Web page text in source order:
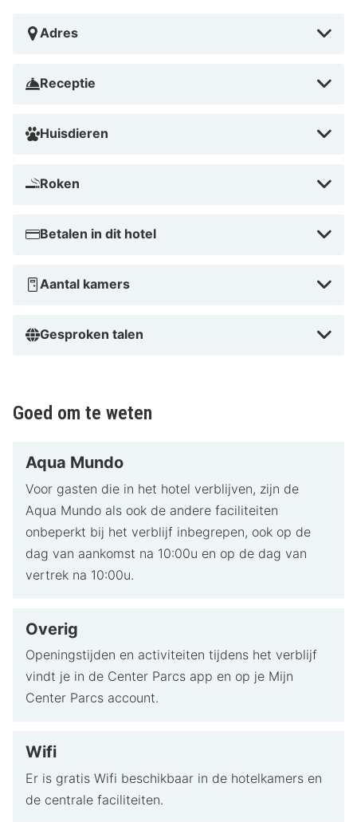
park. Begin je dag goed met een uitgebreid
genieten van smaakvolle grillgerechten bij Fonkeling,
Da Nonna, of een snelle hap halen bij de snackcorner.
Daarnaast vind je op het park The Food Market voor
Aqua Mundo Center Parcs Hotel De
De Aqua Mundo van Center Parcs Hotel De
waterplezier voor iedereen. Je vindt er spectaculaire
glijbanen. Het zwemparadijs biedt spetterend plezier
voor jong en oud, zelfs vóór check-in en na check-out.
Waarom onze HotelSpecialist Center Parcs
Hotel De Vossemeren aanbeveelt
Waarom kiezen voor een verblijf bij Center Parcs Hotel
De Vossemeren? Dit zijn vijf redenen:
Groot zwemparadijs waar je gratis toegang tot
hebt
Fijne hotelkamers midden in de natuur
Veel activiteiten en entertainment op het park
Twee grote meren en bossen met water- en
buitenactiviteiten
Bij Center Parcs Hotel De Vossemeren hoef je je geen
Mundo met de spectaculaire Monkey Splash-glijbaan.
Voor avontuur duik je de Discovery Bay in, een
Adres
Receptie
Huisdieren
Roken
Betalen in dit hotel
Aantal kamers
Gesproken talen
Goed om te weten
Aqua Mundo
Voor gasten die in het hotel verblijven, zijn de
Aqua Mundo als ook de andere faciliteiten
onbeperkt bij het verblijf inbegrepen, ook op de
dag van aankomst na 10:00u en op de dag van
vertrek na 10:00u.
Overig
Openingstijden en activiteiten tijdens het verblijf
vindt je in de Center Parcs app en op je Mijn
Center Parcs account.
Wifi
Er is gratis Wifi beschikbaar in de hotelkamers en
de centrale faciliteiten.